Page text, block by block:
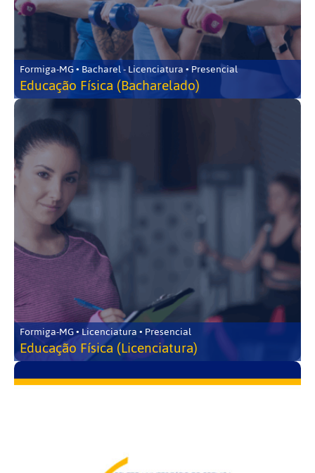
Formiga-MG • Bacharel - Licenciatura • Presencial
Educação Física (Bacharelado)
Formiga-MG • Licenciatura • Presencial
Educação Física (Licenciatura)